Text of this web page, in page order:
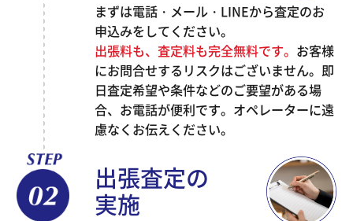
まずは電話・メール・LINEから査定のお
申込みをしてください。
出張料も、査定料も完全無料です。 お客様
にお問合せするリスクはございません。即
日査定希望や条件などのご要望がある場
合、お電話が便利です。オペレーターに遠
慮なくお伝えください。
出張査定の
実施